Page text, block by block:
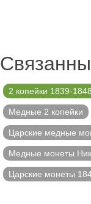
2 копейки 1839-
Медные 2 копейки
Царские медные
Медные монеты
Царские монеты